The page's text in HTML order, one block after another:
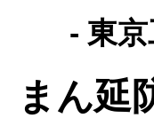
- 東
まん延